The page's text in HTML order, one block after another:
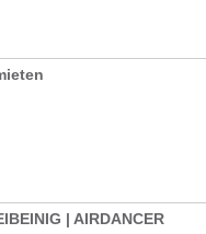
| AIRDANCER